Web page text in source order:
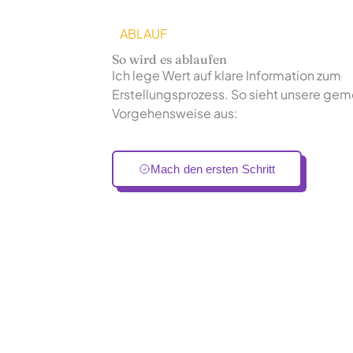
ABLAUF
So wird es ablaufen
Ich lege Wert auf klare Information zum
Erstellungsprozess. So sieht unsere
Vorgehensweise aus:
Mach den ersten Schritt